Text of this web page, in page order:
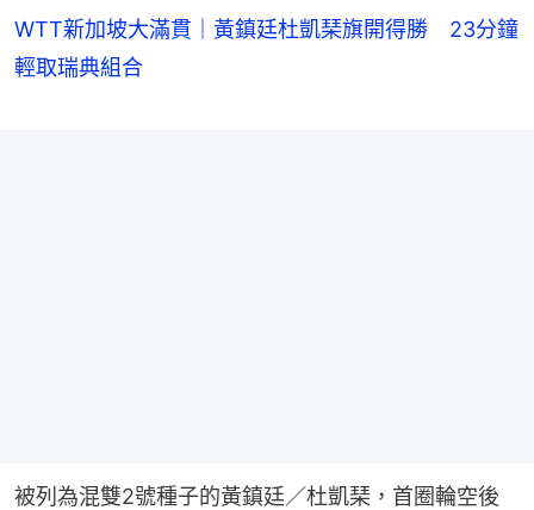
WTT新加坡大滿貫｜黃鎮廷杜凱琹旗開得勝 23分鐘
輕取瑞典組合
被列為混雙2號種子的黃鎮廷／杜凱琹，首圈輪空後